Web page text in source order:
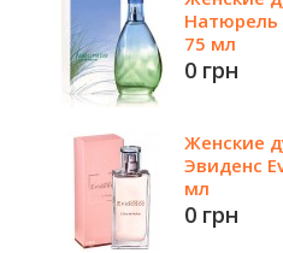
Натюрель
75 мл
0 грн
Женские
Эвиденс
мл
0 грн